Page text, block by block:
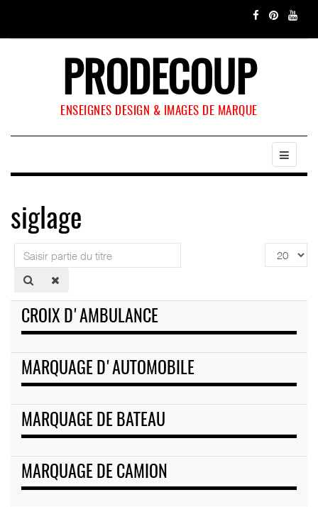
PRODECOUP
ENSEIGNES DESIGN & IMAGES DE MARQUE
siglage
Saisir
partie
du
Affichage
#
CROIX D'AMBULANCE
MARQUAGE D'AUTOMOBILE
MARQUAGE DE BATEAU
MARQUAGE DE CAMION